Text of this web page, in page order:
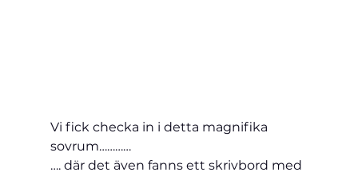
Vi fick checka in i detta magnifika
sovrum…………
…. där det även fanns ett skrivbord med